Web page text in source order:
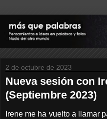
2 de octubre de 2023
Nueva sesión con
(Septiembre 2023)
Irene me ha vuelto a llamar